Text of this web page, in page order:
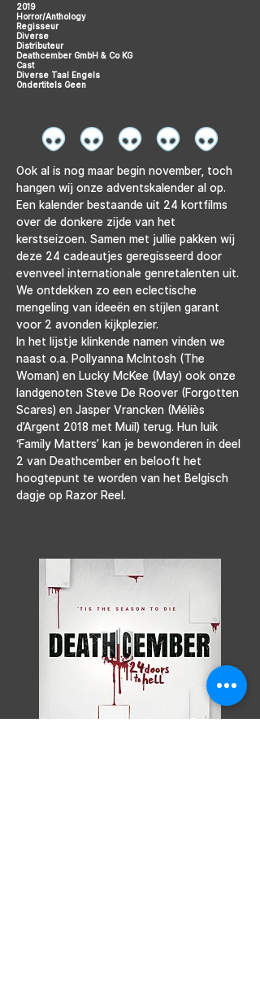
2019
Horror/Anthology
Regisseur
Diverse
Distributeur
Deathcember GmbH & Co KG
Cast
Diverse Taal Engels
Ondertitels Geen
Ook al is nog maar begin november, toch
hangen wij onze adventskalender al op.
Een kalender bestaande uit 24 kortfilms
over de donkere zijde van het
kerstseizoen. Samen met jullie pakken wij
deze 24 cadeautjes geregisseerd door
evenveel internationale genretalenten uit.
We ontdekken zo een eclectische
mengeling van ideeën en stijlen garant
voor 2 avonden kijkplezier.
In het lijstje klinkende namen vinden we
naast o.a. Pollyanna McIntosh (The
Woman) en Lucky McKee (May) ook onze
landgenoten Steve De Roover (Forgotten
Scares) en Jasper Vrancken (Méliès
d’Argent 2018 met Muil) terug. Hun luik
‘Family Matters’ kan je bewonderen in deel
2 van Deathcember en belooft het
hoogtepunt te worden van het Belgisch
dagje op Razor Reel.